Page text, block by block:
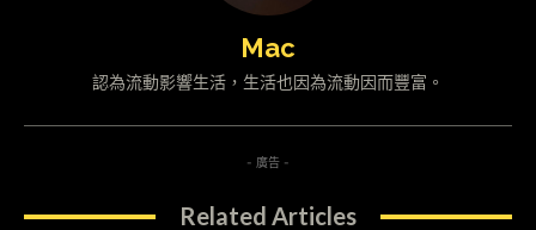
Mac
認為流動影響生活，生活也因為流動因而豐富。
- 廣告 -
Related Articles